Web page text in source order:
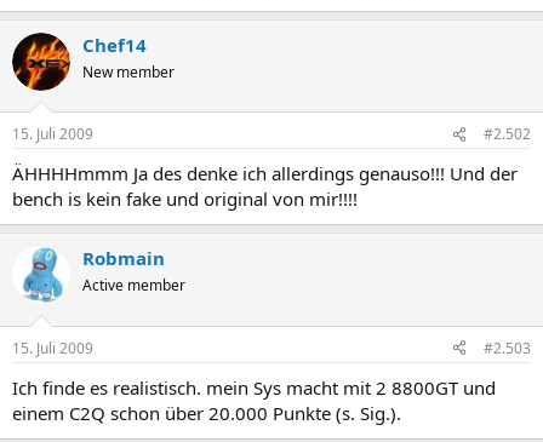
Chef14
New member
15. Juli 2009 #2.502
ÄHHHHmmm Ja des denke ich allerdings genauso!!! Und der
bench is kein fake und original von mir!!!!
Robmain
Active member
15. Juli 2009 #2.503
Ich finde es realistisch. mein Sys macht mit 2 8800GT und
einem C2Q schon über 20.000 Punkte (s. Sig.).